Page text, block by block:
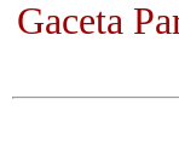
Gaceta